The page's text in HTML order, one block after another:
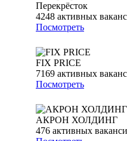
Перекрёсток
4248 активных
Посмотреть
FIX PRICE
7169 активных
Посмотреть
АКРОН ХОЛДИНГ
476 активных